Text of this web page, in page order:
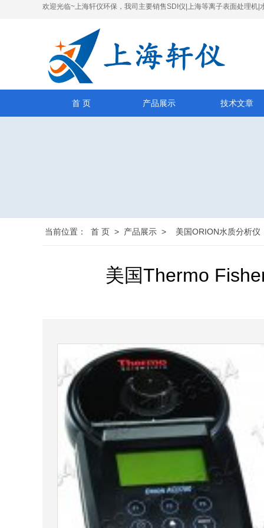
欢迎光临~上海轩仪环保，我司主要销售SDI仪|上海等离子表面处理机|
首 页 产品展示 技术文章
当前位置： 首 页 > 产品展示 > 美国ORION水质分析仪
美国Thermo